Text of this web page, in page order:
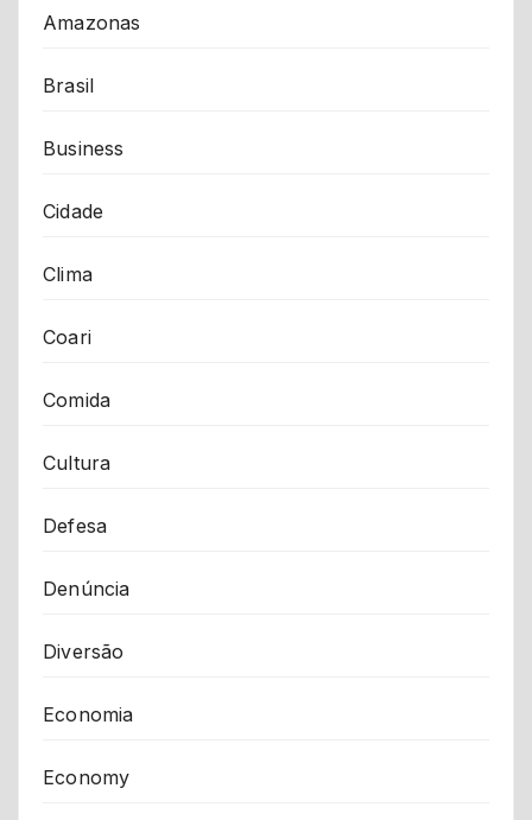
Amazonas
Brasil
Business
Cidade
Clima
Coari
Comida
Cultura
Defesa
Denúncia
Diversão
Economia
Economy